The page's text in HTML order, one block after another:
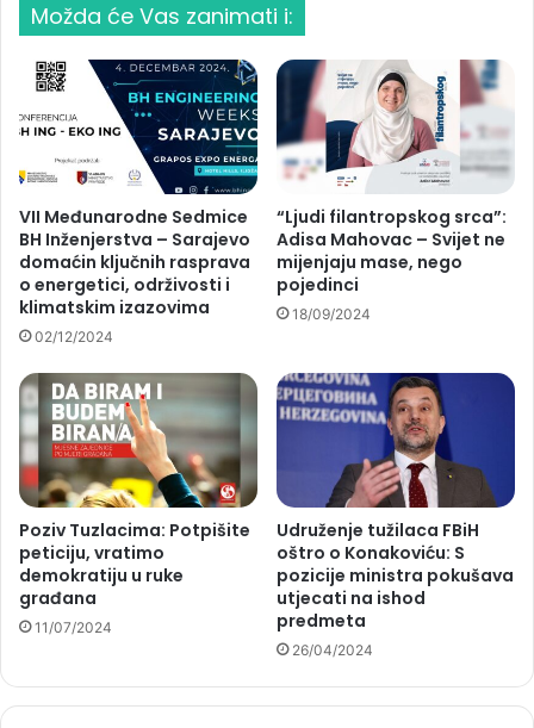
Sud u Novom Meksiku naložio Meta
kompaniji da plati dodatnih 567 miliona
dolara zbog štete djeci
Možda će Vas zanimati i:
VII Međunarodne Sedmice
BH Inženjerstva – Sarajevo
domaćin ključnih rasprava
o energetici, održivosti i
klimatskim izazovima
02/12/2024
“Ljudi filantropskog srca”:
Adisa Mahovac – Svijet ne
mijenjaju mase, nego
pojedinci
18/09/2024
Poziv Tuzlacima: Potpišite
peticiju, vratimo
demokratiju u ruke
građana
11/07/2024
Udruženje tužilaca FBiH
oštro o Konakoviću: S
pozicije ministra pokušava
utjecati na ishod
predmeta
26/04/2024